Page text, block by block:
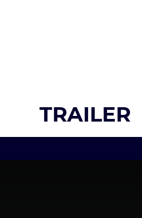
TRAILER